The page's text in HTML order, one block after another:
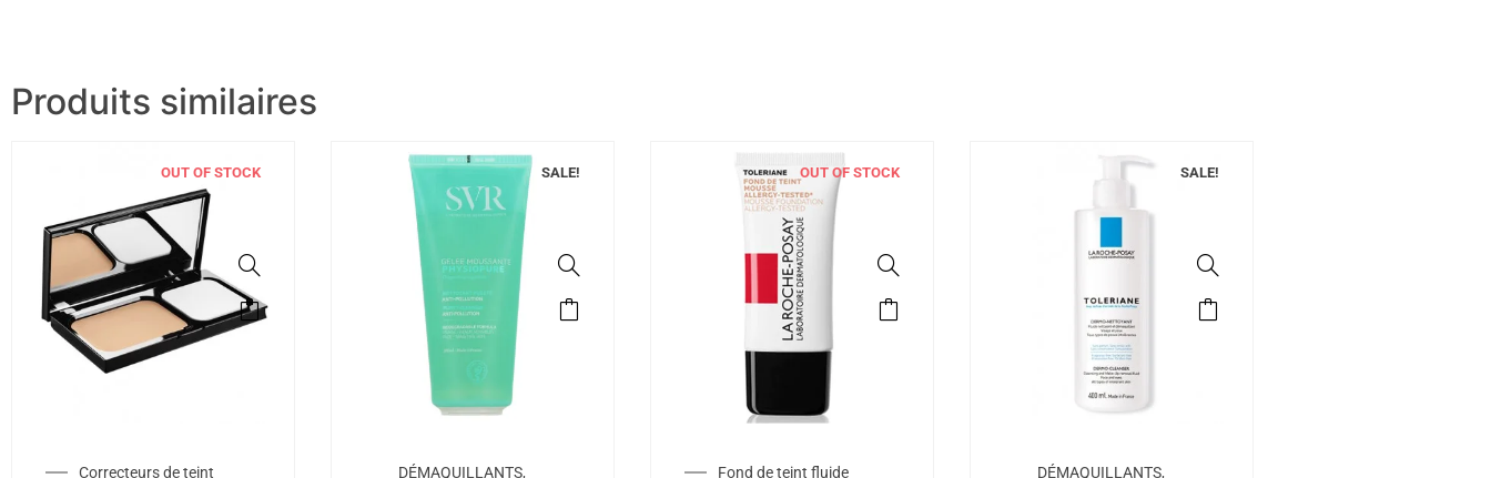
Produits similaires
OUT OF STOCK
Correcteurs de teint
SALE!
DÉMAQUILLANTS,
OUT OF STOCK
Fond de teint fluide
SALE!
DÉMAQUILLANTS,